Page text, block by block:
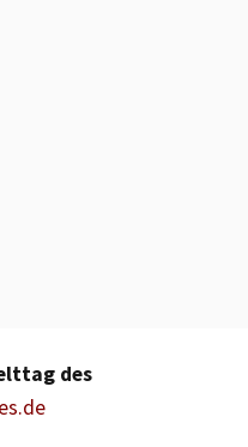
des